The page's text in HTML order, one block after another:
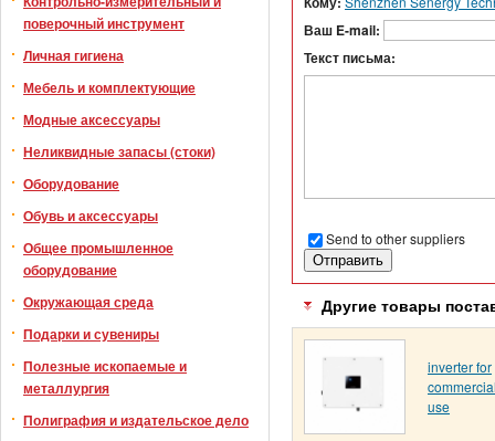
поверочный инструмент
Личная гигиена
Мебель и комплектующие
Модные аксессуары
Неликвидные запасы (стоки)
Оборудование
Обувь и аксессуары
Общее промышленное
оборудование
Окружающая среда
Подарки и сувениры
Полезные ископаемые и
металлургия
Полиграфия и издательское дело
Ваш E-mail:
Текст письма:
Send to other suppliers
Другие товары
inverter for
use